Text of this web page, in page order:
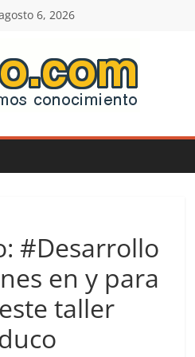
6, 2026
#Desarrollo
en y para
taller